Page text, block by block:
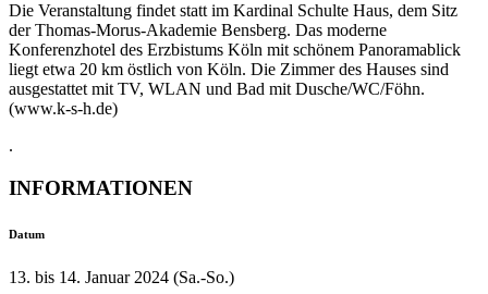
Die Veranstaltung findet statt im Kardinal Schulte Haus, dem Sitz
der Thomas-Morus-Akademie Bens­berg. Das moderne
Konferenzhotel des Erzbistums Köln mit schönem Panoramablick
liegt etwa 20 km östlich von Köln. Die Zimmer des Hauses sind
ausgestattet mit TV, WLAN und Bad mit Dusche/WC/Föhn.
(www.k-s-h.de)
.
INFORMATIONEN
Datum
13. bis 14. Januar 2024 (Sa.-So.)